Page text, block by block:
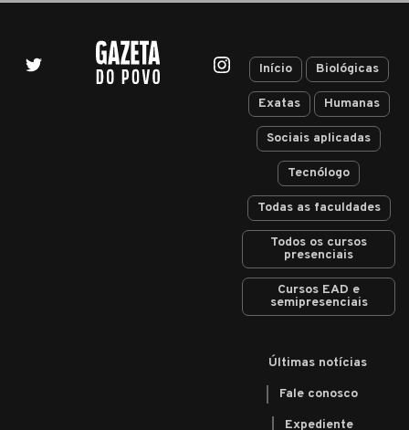
Início Biológicas
Exatas Humanas
Sociais aplicadas
Tecnólogo
Todas as faculdades
Todos os cursos
presenciais
Cursos EAD e
semipresenciais
Últimas notícias
Fale conosco
Expediente